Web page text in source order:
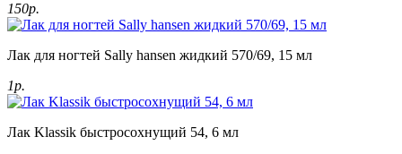
150р.
Лак для ногтей Sally hansen жидкий 570/69, 15 мл
1р.
Лак Klassik быстросохнущий 54, 6 мл